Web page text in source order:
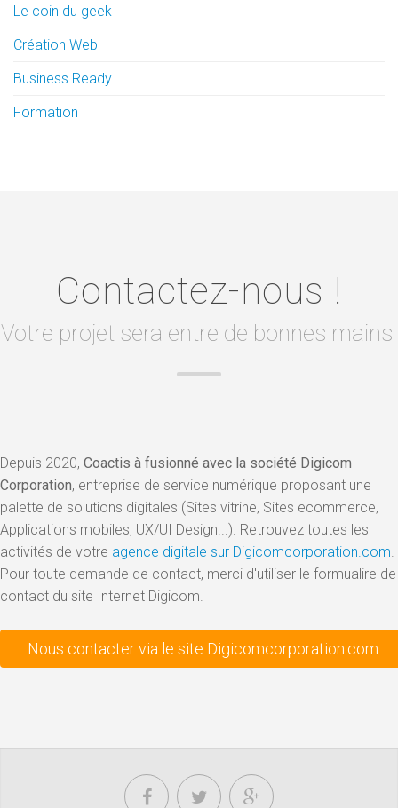
Le coin du geek
Création Web
Business Ready
Formation
Contactez-nous !
Votre projet sera entre de bonnes mains
Depuis 2020, Coactis à fusionné avec la société Digicom
Corporation, entreprise de service numérique proposant une
palette de solutions digitales (Sites vitrine, Sites ecommerce,
Applications mobiles, UX/UI Design...). Retrouvez toutes les
activités de votre agence digitale sur Digicomcorporation.com.
Pour toute demande de contact, merci d'utiliser le formualire de
contact du site Internet Digicom.
Nous contacter via le site Digicomcorporation.com